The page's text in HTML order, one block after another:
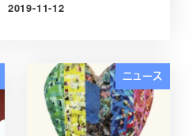
投稿日
2019-11-12
ニュース